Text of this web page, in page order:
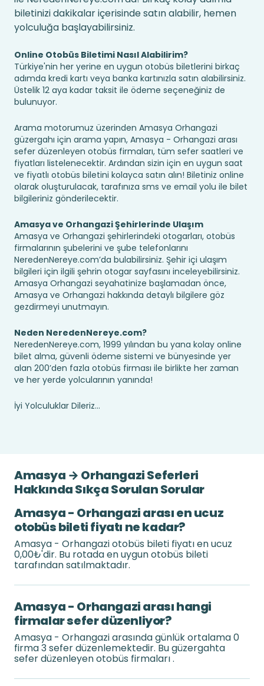
biletinizi dakikalar içerisinde satın alabilir, hemen
yolculuğa başlayabilirsiniz.
Online Otobüs Biletimi Nasıl Alabilirim?
Türkiye'nin her yerine en uygun otobüs biletlerini birkaç
adımda kredi kartı veya banka kartınızla satın alabilirsiniz.
Üstelik 12 aya kadar taksit ile ödeme seçeneğiniz de
bulunuyor.
Arama motorumuz üzerinden Amasya Orhangazi
güzergahı için arama yapın, Amasya - Orhangazi arası
sefer düzenleyen otobüs firmaları, tüm sefer saatleri ve
fiyatları listelenecektir. Ardından sizin için en uygun saat
ve fiyatlı otobüs biletini kolayca satın alın! Biletiniz online
olarak oluşturulacak, tarafınıza sms ve email yolu ile bilet
bilgileriniz gönderilecektir.
Amasya ve Orhangazi Şehirlerinde Ulaşım
Amasya ve Orhangazi şehirlerindeki otogarları, otobüs
firmalarının şubelerini ve şube telefonlarını
NeredenNereye.com’da bulabilirsiniz. Şehir içi ulaşım
bilgileri için ilgili şehrin otogar sayfasını inceleyebilirsiniz.
Amasya Orhangazi seyahatinize başlamadan önce,
Amasya ve Orhangazi hakkında detaylı bilgilere göz
gezdirmeyi unutmayın.
Neden NeredenNereye.com?
NeredenNereye.com, 1999 yılından bu yana kolay online
bilet alma, güvenli ödeme sistemi ve bünyesinde yer
alan 200’den fazla otobüs firması ile birlikte her zaman
ve her yerde yolcularının yanında!
İyi Yolculuklar Dileriz...
Amasya → Orhangazi Seferleri
Hakkında Sıkça Sorulan Sorular
Amasya - Orhangazi arası en ucuz
otobüs bileti fiyatı ne kadar?
Amasya - Orhangazi otobüs bileti fiyatı en ucuz
0,00₺'dir. Bu rotada en uygun otobüs bileti
tarafından satılmaktadır.
Amasya - Orhangazi arası hangi
firmalar sefer düzenliyor?
Amasya - Orhangazi arasında günlük ortalama 0
firma 3 sefer düzenlemektedir. Bu güzergahta
sefer düzenleyen otobüs firmaları .